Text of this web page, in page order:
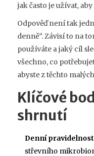
jak často je užívat,
Odpověď není tak
denně“. Závisí to na
používáte a jaký cíl
všechno, co
abyste z těchto
Klíčové
shrnutí
Denní
střevního